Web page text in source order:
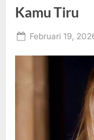
Kamu Tiru
Posted
Februari 19,